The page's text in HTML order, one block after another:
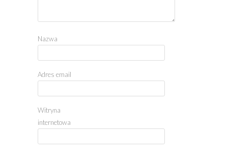
Nazwa
Adres email
Witryna
internetowa